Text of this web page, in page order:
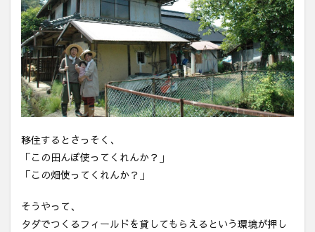
2
結果
と完
成だ
けが
幸せ
じゃ
ない
移住するとさっそく、
「この田んぼ使ってくれんか？」
「この畑使ってくれんか？」
そうやって、
タダでつくるフィールドを貸してもらえるという環境が押し